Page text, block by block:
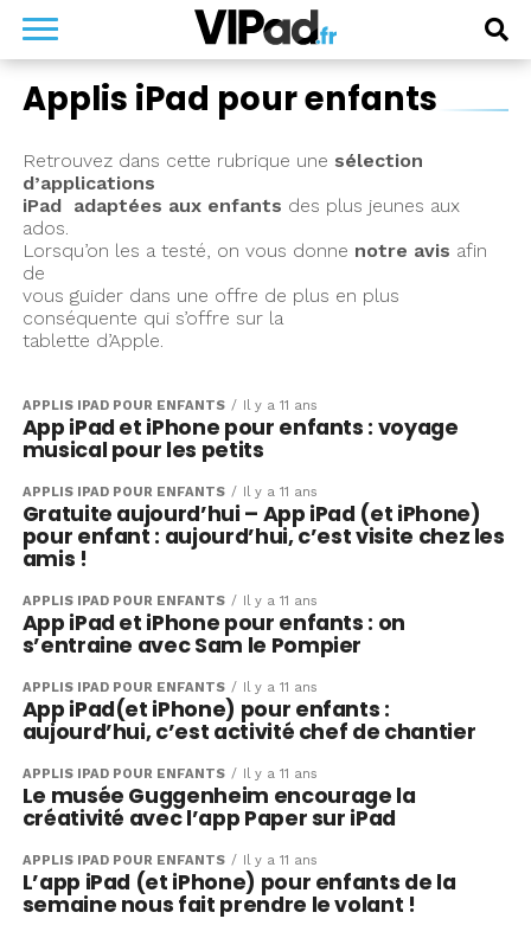
Applis iPad pour enfants
Retrouvez dans cette rubrique une sélection
d’applications
iPad adaptées aux enfants des plus jeunes aux
ados.
Lorsqu’on les a testé, on vous donne notre avis afin
de
vous guider dans une offre de plus en plus
conséquente qui s’offre sur la
tablette d’Apple.
APPLIS IPAD POUR ENFANTS Il y a 11 ans
App iPad et iPhone pour enfants : voyage
musical pour les petits
APPLIS IPAD POUR ENFANTS Il y a 11 ans
Gratuite aujourd’hui – App iPad (et iPhone)
pour enfant : aujourd’hui, c’est visite chez les
amis !
APPLIS IPAD POUR ENFANTS Il y a 11 ans
App iPad et iPhone pour enfants : on
s’entraine avec Sam le Pompier
APPLIS IPAD POUR ENFANTS Il y a 11 ans
App iPad(et iPhone) pour enfants :
aujourd’hui, c’est activité chef de chantier
APPLIS IPAD POUR ENFANTS Il y a 11 ans
Le musée Guggenheim encourage la
créativité avec l’app Paper sur iPad
APPLIS IPAD POUR ENFANTS Il y a 11 ans
L’app iPad (et iPhone) pour enfants de la
semaine nous fait prendre le volant !